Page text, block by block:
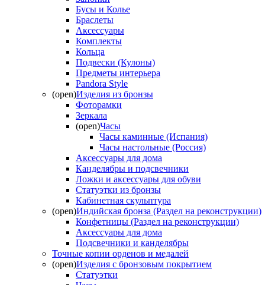
Бусы и Колье
Браслеты
Аксессуары
Комплекты
Кольца
Подвески (Кулоны)
Предметы интерьера
Pandora Style
(open)Изделия из бронзы
Фоторамки
Зеркала
(open)Часы
Часы каминные (Испания)
Часы настольные (Россия)
Аксессуары для дома
Канделябры и подсвечники
Ложки и аксессуары для обуви
Статуэтки из бронзы
Кабинетная скульптура
(open)Индийская бронза (Раздел на реконструкции)
Конфетницы (Раздел на реконструкции)
Аксессуары для дома
Подсвечники и канделябры
Точные копии орденов и медалей
(open)Изделия с бронзовым покрытием
Статуэтки